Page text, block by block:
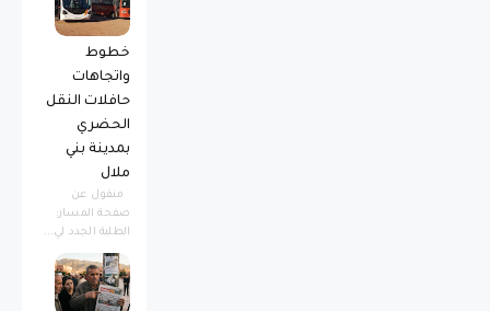
خطوط
واتجاهات
حافلات النقل
الحضري
بمدينة بني
ملال
منقول عن
صفحة المسار:
الطلبة الجدد لي...